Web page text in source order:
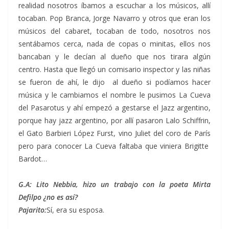
realidad nosotros íbamos a escuchar a los músicos, allí
tocaban. Pop Branca, Jorge Navarro y otros que eran los
músicos del cabaret, tocaban de todo, nosotros nos
sentábamos cerca, nada de copas o minitas, ellos nos
bancaban y le decían al dueño que nos tirara algún
centro. Hasta que llegó un comisario inspector y las niñas
se fueron de ahí, le dijo al dueño si podíamos hacer
música y le cambiamos el nombre le pusimos La Cueva
del Pasarotus y ahí empezó a gestarse el Jazz argentino,
porque hay jazz argentino, por allí pasaron Lalo Schiffrin,
el Gato Barbieri López Furst, vino Juliet del coro de París
pero para conocer La Cueva faltaba que viniera Brigitte
Bardot…
G.A: Lito Nebbia, hizo un trabajo con la poeta Mirta
Defilpo ¿no es así?
Pajarito:Sí, era su esposa.